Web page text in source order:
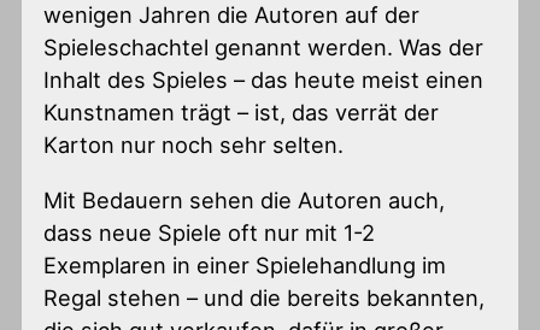
wenigen Jahren die Autoren auf der
Spieleschachtel genannt werden. Was der
Inhalt des Spieles – das heute meist einen
Kunstnamen trägt – ist, das verrät der
Karton nur noch sehr selten.
Mit Bedauern sehen die Autoren auch,
dass neue Spiele oft nur mit 1-2
Exemplaren in einer Spielehandlung im
Regal stehen – und die bereits bekannten,